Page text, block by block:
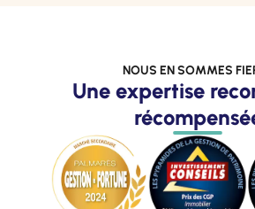
NOUS EN SOMMES
Une expertise